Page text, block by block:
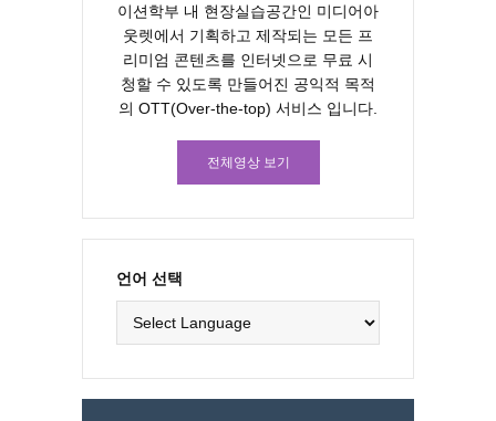
이션학부 내 현장실습공간인 미디어아
웃렛에서 기획하고 제작되는 모든 프
리미엄 콘텐츠를 인터넷으로 무료 시
청할 수 있도록 만들어진 공익적 목적
의 OTT(Over-the-top) 서비스 입니다.
전체영상 보기
언어 선택